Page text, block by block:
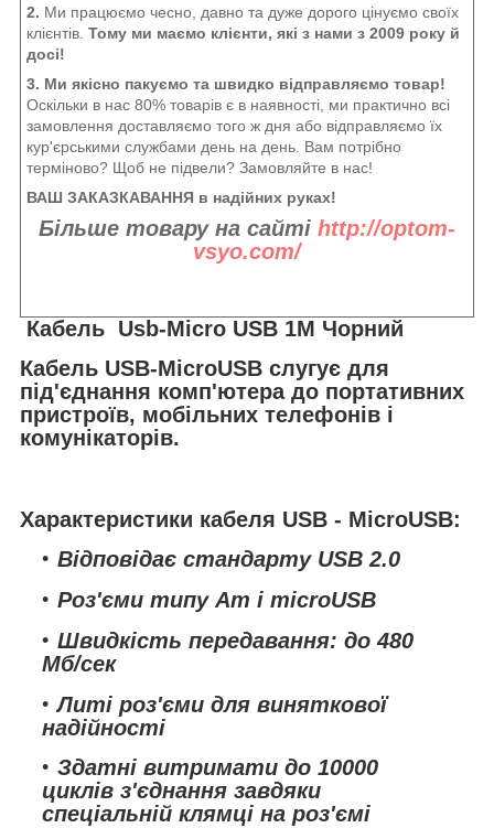
2. Ми працюємо чесно, давно та дуже дорого цінуємо своїх
клієнтів. Тому ми маємо клієнти, які з нами з 2009 року й
досі!
3. Ми якісно пакуємо та швидко відправляємо товар!
Оскільки в нас 80% товарів є в наявності, ми практично всі
замовлення доставляємо того ж дня або відправляємо їх
кур'єрськими службами день на день. Вам потрібно
терміново? Щоб не підвели? Замовляйте в нас!
ВАШ ЗАКАЗКАВАННЯ в надійних руках!
Більше товару на сайті http://optom-
vsyo.com/
Кабель Usb-Micro USB 1M Чорний
Кабель USB-MicroUSB слугує для
під'єднання комп'ютера до портативних
пристроїв, мобільних телефонів і
комунікаторів.
Характеристики кабеля USB - MicroUSB:
Відповідає стандарту USB 2.0
Роз'єми типу Am і microUSB
Швидкість передавання: до 480
Мб/сек
Литі роз'єми для виняткової
надійності
Здатні витримати до 10000
циклів з'єднання завдяки
спеціальній клямці на роз'ємі